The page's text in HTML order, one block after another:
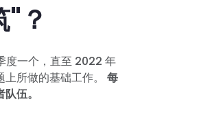
？
度一个，直至 2022 年
上所做的基础工作。每
伍。